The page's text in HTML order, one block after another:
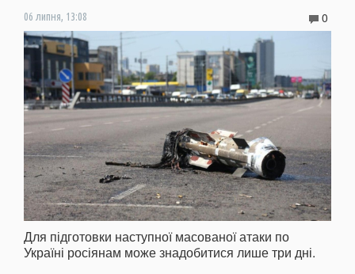
06 липня, 13:08 0
Для підготовки наступної масованої атаки по
Україні росіянам може знадобитися лише три дні.